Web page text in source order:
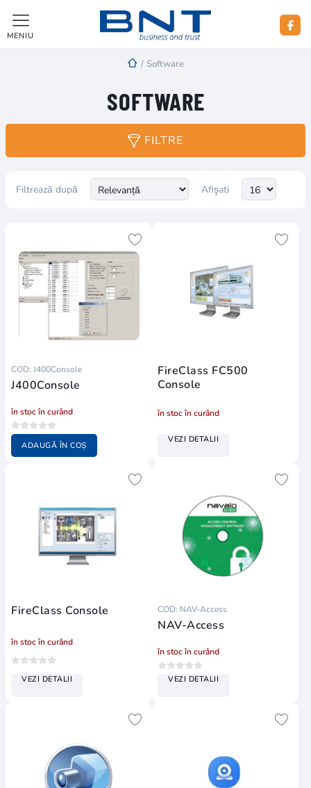
MENIU
/ Software
SOFTWARE
FILTRE
Filtrează după Afişati
COD: J400Console
J400Console
în stoc în curând
ADAUGĂ ÎN COȘ
FireClass FC500
Console
în stoc în curând
VEZI DETALII
FireClass Console
în stoc în curând
VEZI DETALII
COD: NAV-Access
NAV-Access
în stoc în curând
VEZI DETALII